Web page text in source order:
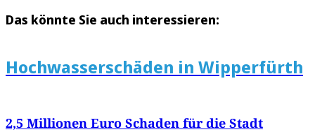
Das könnte Sie auch interessieren:
Hochwasserschäden in Wipperfürth
2,5 Millionen Euro Schaden für die Stadt